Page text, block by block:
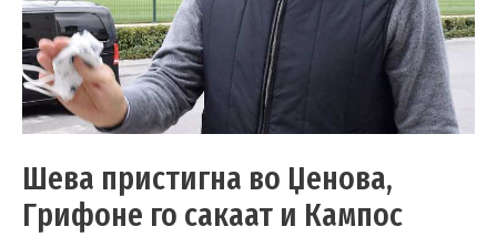
Шева пристигна во Џенова,
Грифоне го сакаат и Кампос